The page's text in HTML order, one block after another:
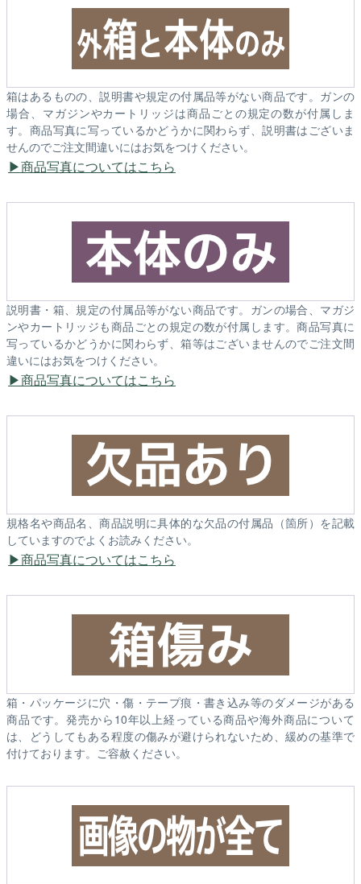
箱はあるものの、説明書や規定の付属品等がない商品です。ガンの
場合、マガジンやカートリッジは商品ごとの規定の数が付属しま
す。商品写真に写っているかどうかに関わらず、説明書はございま
せんのでご注文間違いにはお気をつけください。
商品写真についてはこちら
説明書・箱、規定の付属品等がない商品です。ガンの場合、マガジ
ンやカートリッジも商品ごとの規定の数が付属します。商品写真に
写っているかどうかに関わらず、箱等はございませんのでご注文間
違いにはお気をつけください。
商品写真についてはこちら
規格名や商品名、商品説明に具体的な欠品の付属品（箇所）を記載
していますのでよくお読みください。
商品写真についてはこちら
箱・パッケージに穴・傷・テープ痕・書き込み等のダメージがある
商品です。発売から10年以上経っている商品や海外商品について
は、どうしてもある程度の傷みが避けられないため、緩めの基準で
付けております。ご容赦ください。